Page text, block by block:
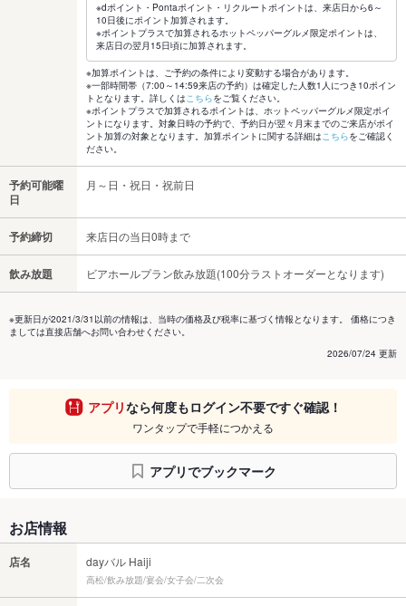
※dポイント・Pontaポイント・リクルートポイントは、来店日から6～
10日後にポイント加算されます。
※ポイントプラスで加算されるホットペッパーグルメ限定ポイントは、
来店日の翌月15日頃に加算されます。
※加算ポイントは、ご予約の条件により変動する場合があります。
※一部時間帯（7:00～14:59来店の予約）は確定した人数1人につき10ポイン
トとなります。詳しくはこちらをご覧ください。
※ポイントプラスで加算されるポイントは、ホットペッパーグルメ限定ポイ
ントになります。対象日時の予約で、予約日が翌々月末までのご来店がポイ
ント加算の対象となります。加算ポイントに関する詳細はこちらをご確認く
ださい。
予約可能曜
日
月～日・祝日・祝前日
予約締切 来店日の当日0時まで
飲み放題 ビアホールプラン飲み放題(100分ラストオーダーとなります)
※更新日が2021/3/31以前の情報は、当時の価格及び税率に基づく情報となります。 価格につき
ましては直接店舗へお問い合わせください。
2026/07/24 更新
アプリなら何度もログイン不要ですぐ確認！
ワンタップで手軽につかえる
アプリでブックマーク
お店情報
店名 dayバル Haiji
高松/飲み放題/宴会/女子会/二次会